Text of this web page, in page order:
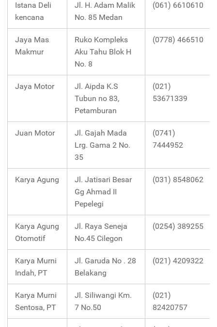
Istana Deli
kencana
Jl. H. Adam Malik
No. 85 Medan
(061) 6610610
Jaya Mas
Makmur
Ruko Kompleks
Aku Tahu Blok H
No. 8
(0778) 466510
Jaya Motor
Jl. Aipda K.S
Tubun no 83,
Petamburan
(021)
53671339
Juan Motor
Jl. Gajah Mada
Lrg. Gama 2 No.
35
(0741)
7444952
Karya Agung
Jl. Jatisari Besar
Gg Ahmad II
Pepelegi
(031) 8548062
Karya Agung
Otomotif
Jl. Raya Seneja
No.45 Cilegon
(0254) 389255
Karya Murni
Indah, PT
Jl. Garuda No . 28
Belakang
(021) 4209322
Karya Murni
Sentosa, PT
Jl. Siliwangi Km.
7 No.50
(021)
82420757